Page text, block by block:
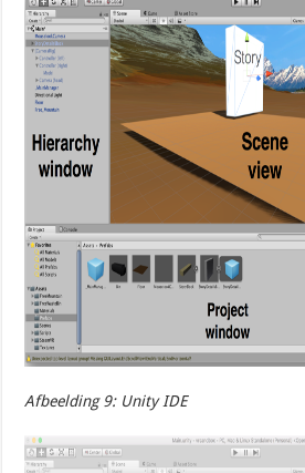
Afbeelding 9: Unity IDE